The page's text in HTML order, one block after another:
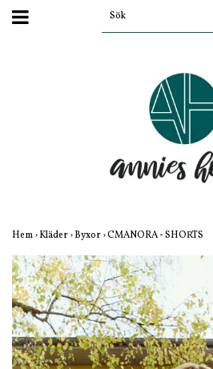
Hem›Kläder›Byxor›CMANORA - SHORTS